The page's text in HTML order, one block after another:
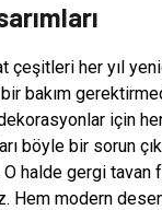
çeşitleri her yıl
bakım
için
böyle bir sorun
halde gergi tavan
modern